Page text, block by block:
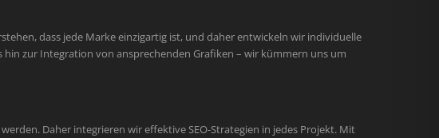
dass jede Marke einzigartig ist, und daher entwickeln wir individuelle
zur Integration von ansprechenden Grafiken – wir kümmern uns um
Daher integrieren wir effektive SEO-Strategien in jedes Projekt. Mit